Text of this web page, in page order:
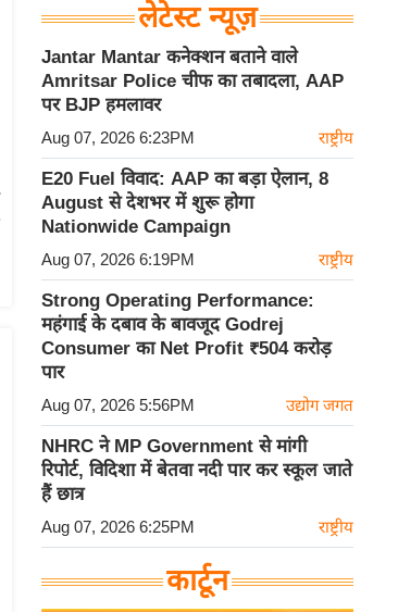
लेटेस्ट न्यूज़
Jantar Mantar कनेक्शन बताने वाले
Amritsar Police चीफ का तबादला, AAP
पर BJP हमलावर
Aug 07, 2026 6:23PM राष्ट्रीय
E20 Fuel विवाद: AAP का बड़ा ऐलान, 8
August से देशभर में शुरू होगा
Nationwide Campaign
Aug 07, 2026 6:19PM राष्ट्रीय
Strong Operating Performance:
महंगाई के दबाव के बावजूद Godrej
Consumer का Net Profit ₹504 करोड़
पार
Aug 07, 2026 5:56PM उद्योग जगत
NHRC ने MP Government से मांगी
रिपोर्ट, विदिशा में बेतवा नदी पार कर स्कूल जाते
हैं छात्र
Aug 07, 2026 6:25PM राष्ट्रीय
कार्टून